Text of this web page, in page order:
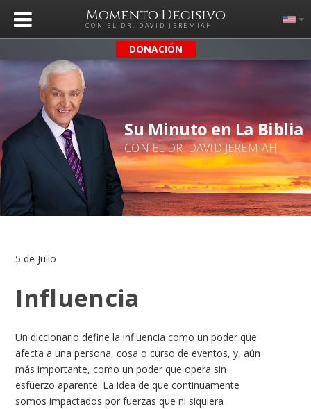
Momento Decisivo
CON EL DR. DAVID JEREMIAH
DONACIÓN
Su Minuto en La Biblia
CON EL DR. DAVID JEREMIAH
5 de Julio
Influencia
Un diccionario define la influencia como un poder que
afecta a una persona, cosa o curso de eventos, y, aún
más importante, como un poder que opera sin
esfuerzo aparente. La idea de que continuamente
somos impactados por fuerzas que ni siquiera